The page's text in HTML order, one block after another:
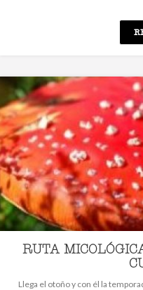
RUTA
Llega el otoño y con él la